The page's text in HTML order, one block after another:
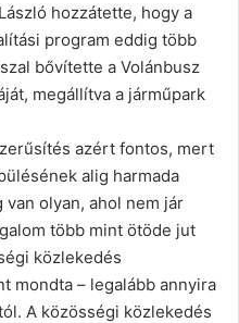
hozzátette, hogy a
program eddig több
bővítette a Volánbusz
megállítva a járműpark
azért fontos, mert
alig harmada
olyan, ahol nem jár
több mint ötöde jut
közlekedés
mondta – legalább annyira
A közösségi közlekedés